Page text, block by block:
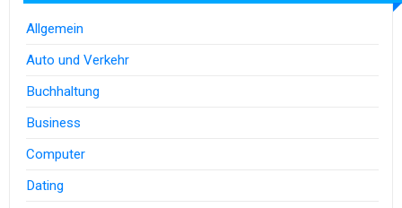
Allgemein
Auto und Verkehr
Buchhaltung
Business
Computer
Dating